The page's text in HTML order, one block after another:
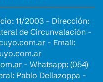
11/2003 - Dirección:
de Circunvalación -
- Email:
- Whatsapp: (054)
Pablo Dellazoppa -